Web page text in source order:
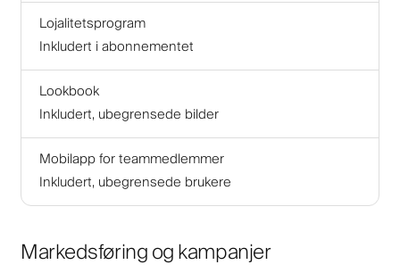
Lojalitetsprogram
Inkludert i abonnementet
Lookbook
Inkludert, ubegrensede bilder
Mobilapp for teammedlemmer
Inkludert, ubegrensede brukere
Markedsføring og kampanjer